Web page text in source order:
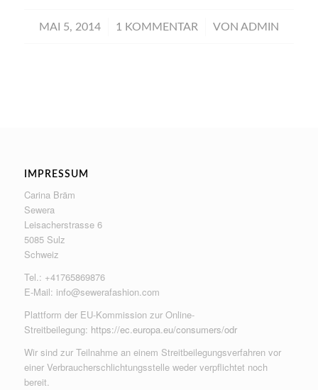
MAI 5, 2014
/ 1 KOMMENTAR
/ VON ADMIN
IMPRESSUM
Carina Bräm
Sewera
Leisacherstrasse 6
5085 Sulz
Schweiz
Tel.: +41765869876
E-Mail: info@sewerafashion.com
Plattform der EU-Kommission zur Online-
Streitbeilegung: https://ec.europa.eu/consumers/odr
Wir sind zur Teilnahme an einem Streitbeilegungsverfahren vor
einer Verbraucherschlichtungsstelle weder verpflichtet noch
bereit.